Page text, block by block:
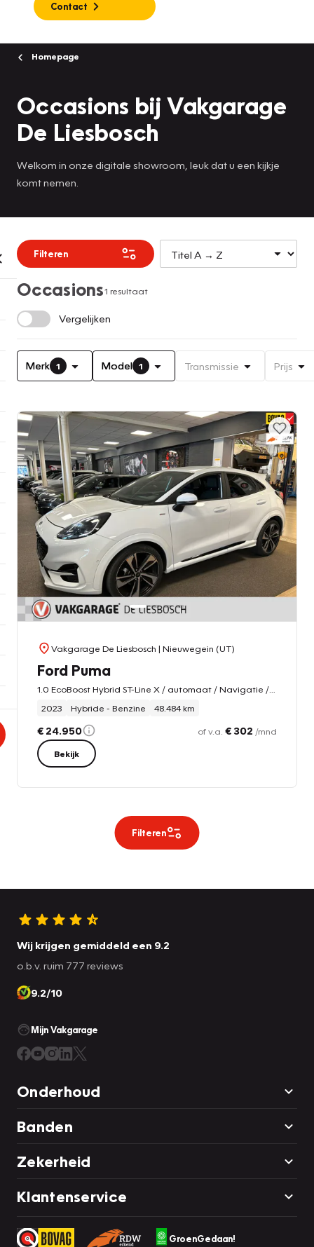
Contact
Homepage
Occasions bij Vakgarage
De Liesbosch
Welkom in onze digitale showroom, leuk dat u een kijkje
komt nemen.
Filteren
Occasions1 resultaat
Vergelijken
Merk 1 Model 1 Transmissie Prijs
Vakgarage De Liesbosch | Nieuwegein (UT)
Ford Puma
2023
Hybride - Benzine 48.484 km
€ 24.950 of v.a. € 302 /mnd
Bekijk
Filteren
Wij krijgen gemiddeld een 9.2
o.b.v. ruim 777 reviews
9.2/10
Mijn Vakgarage
Onderhoud
Banden
Zekerheid
Klantenservice
GroenGedaan!